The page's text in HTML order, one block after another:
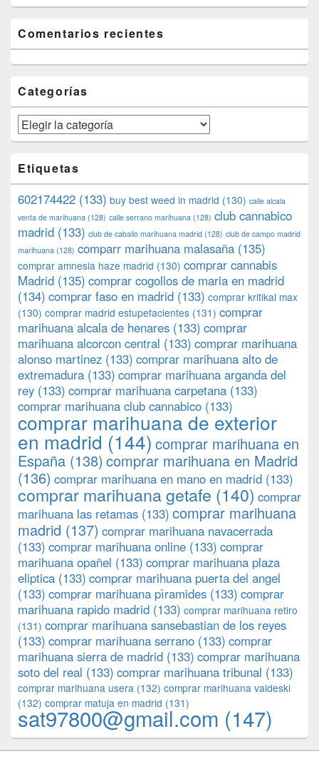
Comentarios recientes
Categorías
Categorías
Etiquetas
602174422 (133) buy best weed in madrid (130) calle alcala
venta de marihuana (128) calle serrano marihuana (128) club cannabico
madrid (133) club de caballo marihuana madrid (128) club de campo madrid
marihuana (128) comparr marihuana malasaña (135)
comprar amnesia haze madrid (130) comprar cannabis
Madrid (135) comprar cogollos de maria en madrid
(134) comprar faso en madrid (133) comprar kritikal max
(130) comprar madrid estupefacientes (131) comprar
marihuana alcala de henares (133) comprar
marihuana alcorcon central (133) comprar marihuana
alonso martinez (133) comprar marihuana alto de
extremadura (133) comprar marihuana arganda del
rey (133) comprar marihuana carpetana (133)
comprar marihuana club cannabico (133)
comprar marihuana de exterior
en madrid (144) comprar marihuana en
España (138) comprar marihuana en Madrid
(136) comprar marihuana en mano en madrid (133)
comprar marihuana getafe (140) comprar
marihuana las retamas (133) comprar marihuana
madrid (137) comprar marihuana navacerrada
(133) comprar marihuana online (133) comprar
marihuana opañel (133) comprar marihuana plaza
eliptica (133) comprar marihuana puerta del angel
(133) comprar marihuana pìramides (133) comprar
marihuana rapido madrid (133) comprar marihuana retiro
(131) comprar marihuana sansebastian de los reyes
(133) comprar marihuana serrano (133) comprar
marihuana sierra de madrid (133) comprar marihuana
soto del real (133) comprar marihuana tribunal (133)
comprar marihuana usera (132) comprar marihuana valdeski
(132) comprar matuja en madrid (131)
sat97800@gmail.com (147)